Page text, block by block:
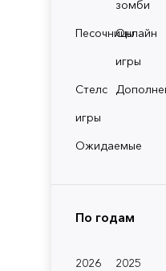
зомби
ПесочницыОнлайн
игры
Стелс
игры
Ожидаемые
По годам
2026
2025